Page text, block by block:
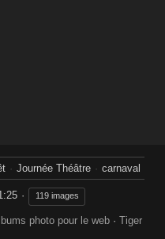
Journée Théâtre carnaval
119 images
photo pour le web· Tiger